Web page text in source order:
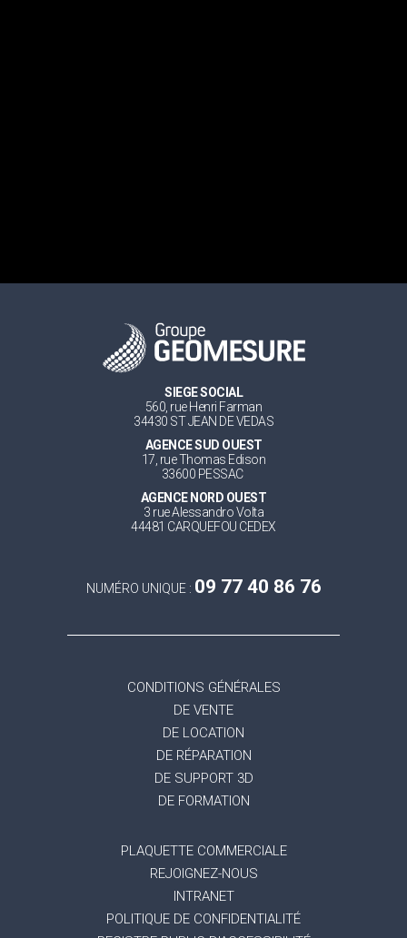
SIEGE SOCIAL
560, rue Henri Farman
34430 ST JEAN DE VEDAS
AGENCE SUD OUEST
17, rue Thomas Edison
33600 PESSAC
AGENCE NORD OUEST
3 rue Alessandro Volta
44481 CARQUEFOU CEDEX
NUMÉRO UNIQUE : 09 77 40 86 76
CONDITIONS GÉNÉRALES
DE VENTE
DE LOCATION
DE RÉPARATION
DE SUPPORT 3D
DE FORMATION
PLAQUETTE COMMERCIALE
REJOIGNEZ-NOUS
INTRANET
POLITIQUE DE CONFIDENTIALITÉ